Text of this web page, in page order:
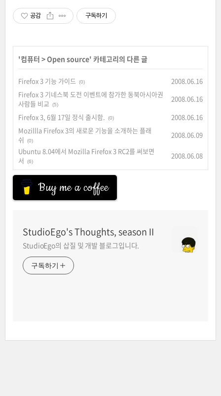
공감 구독하기
'컴퓨터 >Open source' 카테고리의 다른 글
Firefox 3 기능 가이드 (0)
2008.06.16
Firefox 3 기네스북 도전 이벤트에 참가한 동북아시아권
사람들 비교
(5)
2008.06.16
Firefox 3, 6월 17일 정식 출시함.
(0)
2008.06.16
Mozillla Firefox 3의 새로운 기능을 소개하는 플래
쉬
(0)
2008.06.09
Ubuntu 8.04에서 Mozilla Firefox 3 RC2를 써보면
서
(6)
2008.06.08
Buy me a coffee
StudioEgo's Thoughts, seasonⅡ
StudioEgo의 삽질 및 개발 블로그입니다.
구독하기